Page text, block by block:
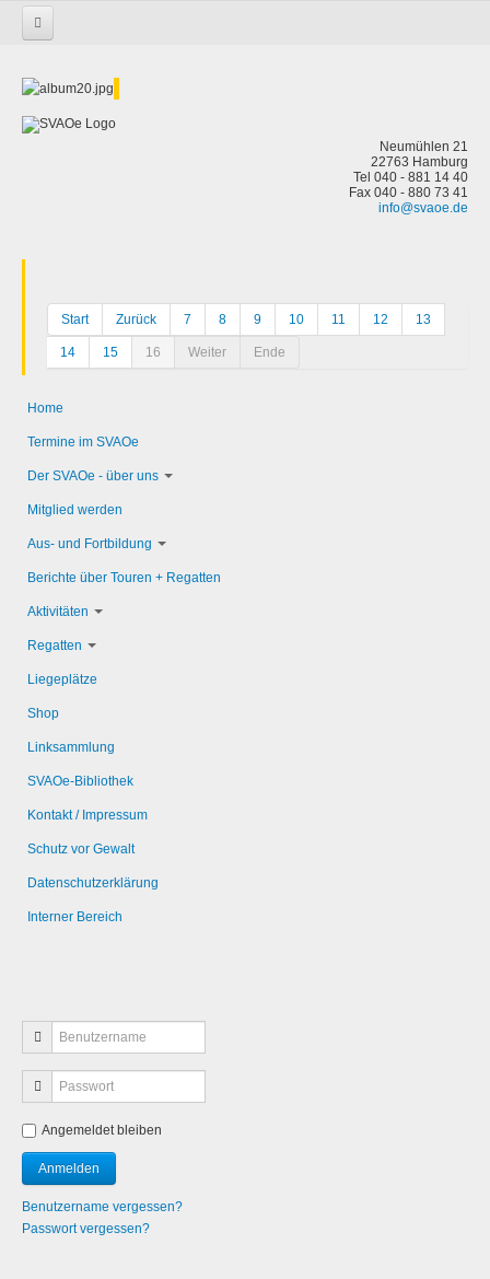
Neumühlen 21
22763 Hamburg
Tel 040 - 881 14 40
Fax 040 - 880 73 41
info@svaoe.de
Start Zurück 7 8 9 10 11 12 13
14 15 16 Weiter Ende
Home
Termine im SVAOe
Der SVAOe - über uns
Mitglied werden
Aus- und Fortbildung
Berichte über Touren + Regatten
Aktivitäten
Regatten
Liegeplätze
Shop
Linksammlung
SVAOe-Bibliothek
Kontakt / Impressum
Schutz vor Gewalt
Datenschutzerklärung
Interner Bereich
Angemeldet bleiben
Benutzername vergessen?
Passwort vergessen?